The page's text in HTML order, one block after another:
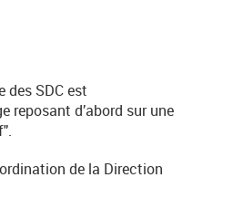
des SDC est
reposant d’abord sur une
de la Direction